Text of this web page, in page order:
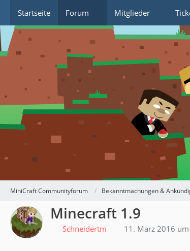
Startseite Forum Mitglieder
MiniCraft Communityforum Bekanntmachungen &
Minecraft 1.9
Schneidertm 11. März 2016